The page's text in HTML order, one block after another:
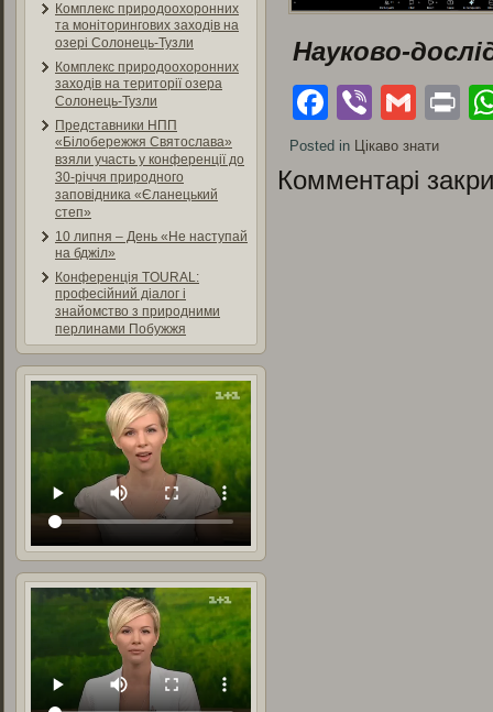
Комплекс природоохоронних
та моніторингових заходів на
озері Солонець-Тузли
Комплекс природоохоронних
заходів на території озера
Солонець-Тузли
Представники НПП
«Білобережжя Святослава»
взяли участь у конференції до
30-річчя природного
заповідника «Єланецький
степ»
10 липня – День «Не наступай
на бджіл»
Конференція TOURAL:
професійний діалог і
знайомство з природними
перлинами Побужжя
Науково-
Facebook
Viber
Posted in Цікаво знати
Комментарі